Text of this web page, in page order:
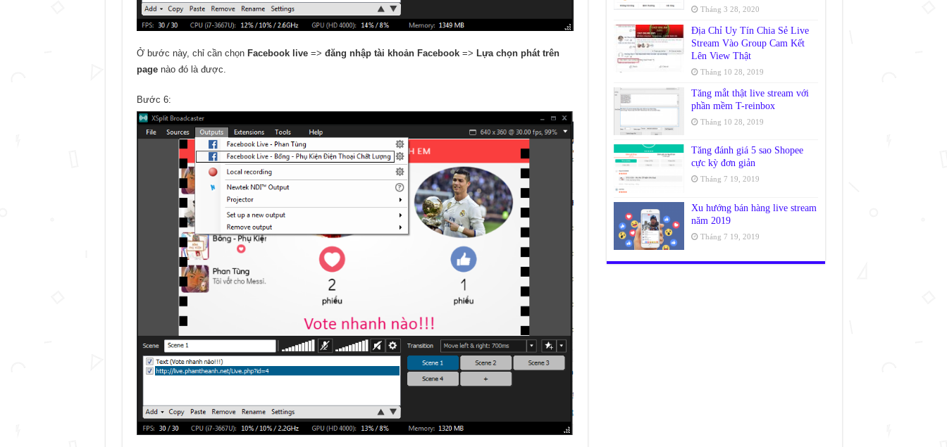
Ở bước này, chỉ cần chọn Facebook live=> đăng nhập tài khoản Facebook=> Lựa chọn phát trên
pagenào đó là được.
Bước 6:
Tháng 3 28, 2020
Địa Chỉ Uy Tín Chia Sẻ Live
Stream Vào Group Cam Kết
Lên View Thật
Tháng 10 28, 2019
Tăng mắt thật live stream với
phần mềm T-reinbox
Tháng 10 28, 2019
Tăng đánh giá 5 sao Shopee
cực kỳ đơn giản
Tháng 7 19, 2019
Xu hướng bán hàng live stream
năm 2019
Tháng 7 19, 2019